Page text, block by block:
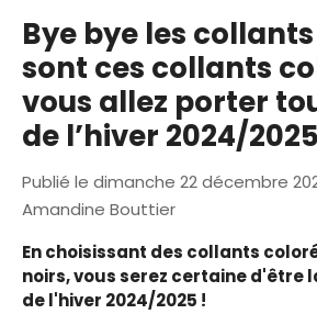
Bye bye les
sont ces collants
vous allez porter
de l’hiver 2024/
Publié le dimanche 22 décembre
Amandine Bouttier
En choisissant des collants
noirs, vous serez certaine d'être
de l'hiver 2024/2025 !